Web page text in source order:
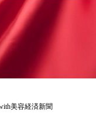
美容経済新聞